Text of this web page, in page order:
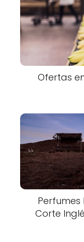
Ofertas
Perfumes
Corte